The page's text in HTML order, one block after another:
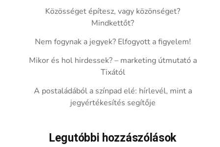
Közösséget építesz, vagy közönséget?
Mindkettőt?
Nem fogynak a jegyek? Elfogyott a figyelem!
Mikor és hol hirdessek? – marketing útmutató a
Tixától
A postaládából a színpad elé: hírlevél, mint a
jegyértékesítés segítője
Legutóbbi hozzászólások